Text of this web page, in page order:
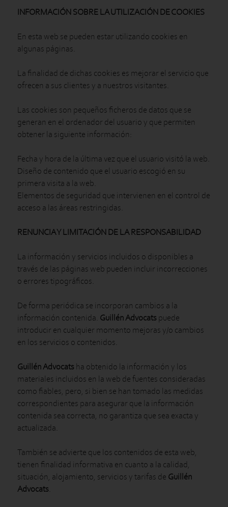
INFORMACIÓN SOBRE LA UTILIZACIÓN DE COOKIES
En esta web se pueden estar utilizando cookies en
algunas páginas.
La finalidad de dichas cookies es mejorar el servicio que
ofrecen a sus clientes y a nuestros visitantes.
Las cookies son pequeños ficheros de datos que se
generan en el ordenador del usuario y que permiten
obtener la siguiente información:
Fecha y hora de la última vez que el usuario visitó la web.
Diseño de contenido que el usuario escogió en su
primera visita a la web.
Elementos de seguridad que intervienen en el control de
acceso a las áreas restringidas.
RENUNCIA Y LIMITACIÓN DE LA RESPONSABILIDAD
La información y servicios incluidos o disponibles a
través de las páginas web pueden incluir incorrecciones
o errores tipográficos.
De forma periódica se incorporan cambios a la
información contenida. Guillén Advocats puede
introducir en cualquier momento mejoras y/o cambios
en los servicios o contenidos.
Guillén Advocats ha obtenido la información y los
materiales incluidos en la web de fuentes consideradas
como fiables, pero, si bien se han tomado las medidas
correspondientes para asegurar que la información
contenida sea correcta, no garantiza que sea exacta y
actualizada.
También se advierte que los contenidos de esta web,
tienen finalidad informativa en cuanto a la calidad,
situación, alojamiento, servicios y tarifas de Guillén
Advocats